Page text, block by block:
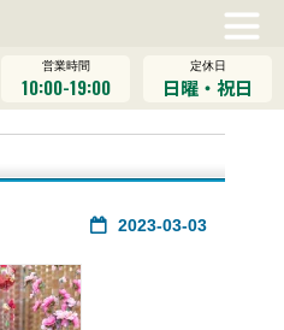
営業時間
10:00-19:00
定休日
日曜・祝日
2023-03-03